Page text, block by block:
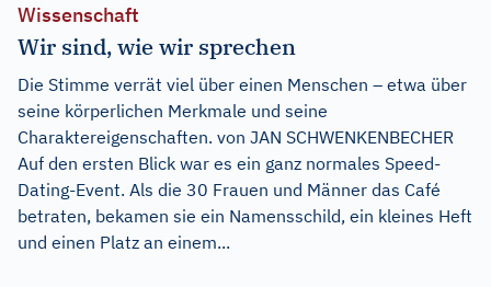
Wissenschaft
Wir sind, wie wir sprechen
Die Stimme verrät viel über einen Menschen – etwa über
seine körperlichen Merkmale und seine
Charaktereigenschaften. von JAN SCHWENKENBECHER
Auf den ersten Blick war es ein ganz normales Speed-
Dating-Event. Als die 30 Frauen und Männer das Café
betraten, bekamen sie ein Namensschild, ein kleines Heft
und einen Platz an einem...